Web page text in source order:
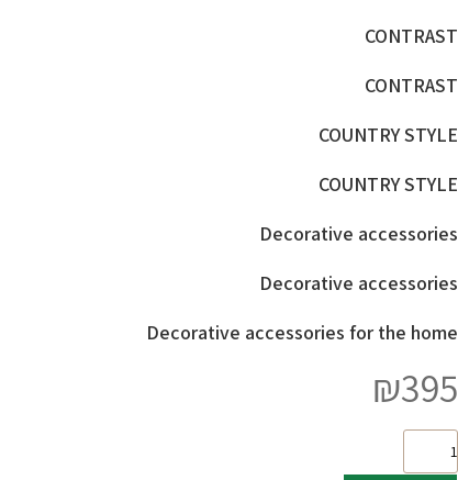
CONTRAST
CONTRAST
COUNTRY STYLE
COUNTRY STYLE
Decorative accessories
Decorative accessories
Decorative accessories for the home
₪395
של